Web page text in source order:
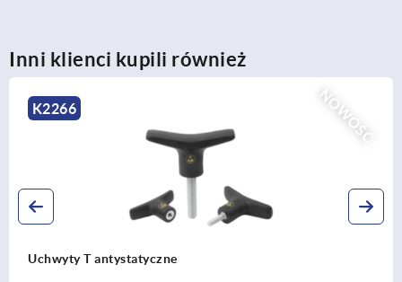
Inni klienci kupili również
K2267
Uchwyty T antybakteryjne